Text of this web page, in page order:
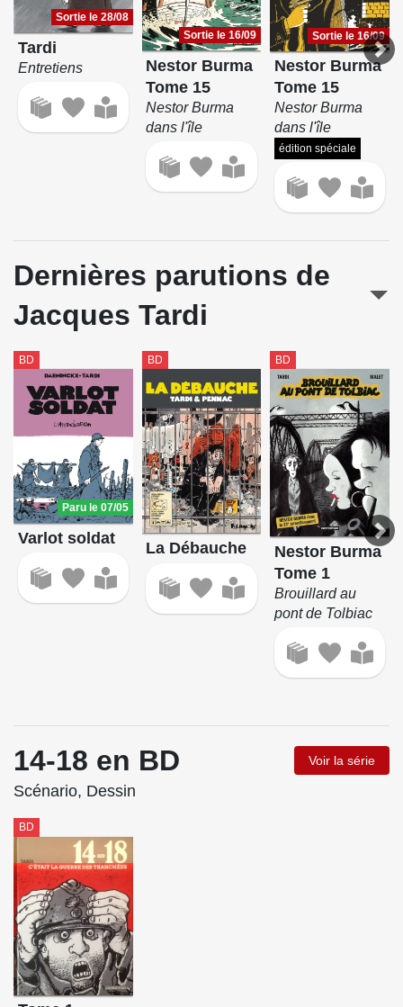
Sortie le 28/08
Tardi
Entretiens
Sortie le 16/09
Nestor Burma
Tome 15
Nestor Burma
dans l'île
Sortie le 16/09
Nestor Burma
Tome 15
Nestor Burma
dans l'île
édition spéciale
Dernières parutions de
Jacques Tardi
BD
Paru le 07/05
Varlot soldat
BD
La Débauche
BD
Nestor Burma
Tome 1
Brouillard au
pont de Tolbiac
14-18 en BD Voir la série
Scénario, Dessin
BD